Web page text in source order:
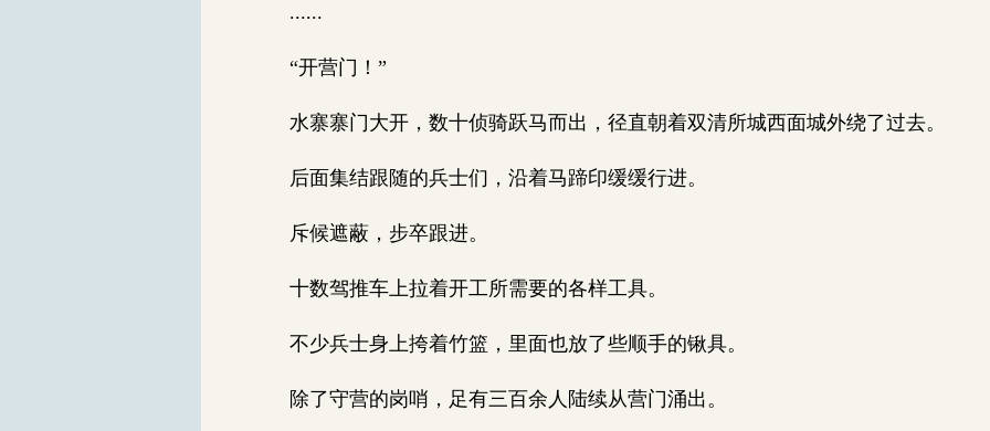
......
“开营门！”
水寨寨门大开，数十侦骑跃马而出，径直朝着双清所城西面城外绕了过去。
后面集结跟随的兵士们，沿着马蹄印缓缓行进。
斥候遮蔽，步卒跟进。
十数驾推车上拉着开工所需要的各样工具。
不少兵士身上挎着竹篮，里面也放了些顺手的锹具。
除了守营的岗哨，足有三百余人陆续从营门涌出。